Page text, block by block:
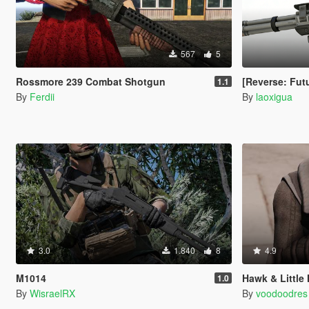
567 5
Rossmore 239 Combat Shotgun 1.1
By Ferdii
[Reverse:
By laoxigua
3.0 1.840 8
M1014 1.0
By WisraelRX
4.9
Hawk & Little
By voodoodres